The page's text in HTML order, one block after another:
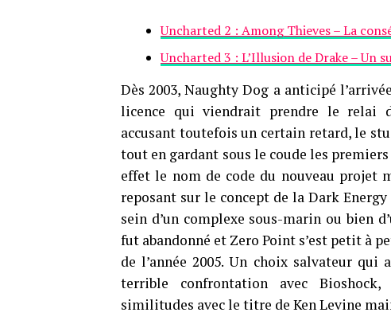
Uncharted 2 : Among Thieves – La
Uncharted 3 : L’Illusion de Drake – Un
Dès 2003, Naughty Dog a anticipé
licence qui viendrait prendre le relai
accusant toutefois un certain retard, le
tout en gardant sous le coude les
effet le nom de code du nouveau projet
reposant sur le concept de la Dark
sein d’un complexe sous-marin ou bien
fut abandonné et Zero Point s’est petit à
de l’année 2005. Un choix salvateur
terrible confrontation avec
similitudes avec le titre de Ken Levine